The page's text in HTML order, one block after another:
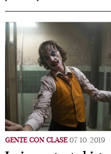
GENTE CON CLASE 07/10/2019